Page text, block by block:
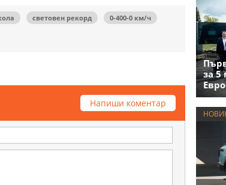
световен рекорд
0-400-0 км/ч
Напиши коментар
за 5